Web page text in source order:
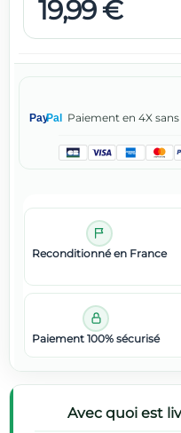
19,99 €
PayPal Paiement en 4X
Reconditionné en France
Paiement 100% sécurisé
Avec quoi est